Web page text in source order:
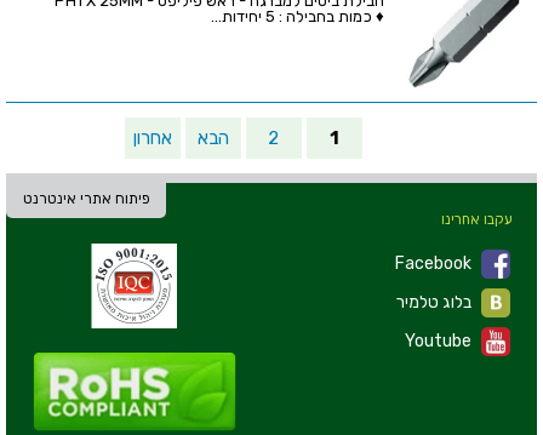
♦ כמות בחבילה : 5 יחידות...
1
2 הבא אחרון
פיתוח אתרי אינטרנט
עקבו אחרינו
Facebook
Youtube